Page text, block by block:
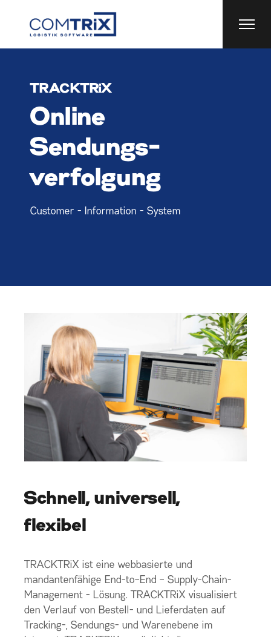
TRACKTRiX
Online
Sendungs­
verfolgung
Customer - Information - System
Schnell, universell,
flexibel
TRACKTRiX ist eine webbasierte und
mandantenfähige End-to–End – Supply-Chain-
Management - Lösung. TRACKTRiX visualisiert
den Verlauf von Bestell- und Lieferdaten auf
Tracking-, Sendungs- und Warenebene im